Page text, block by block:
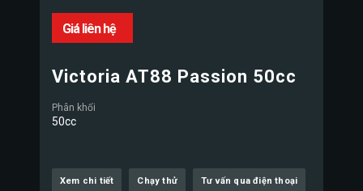
Giá liên hệ
Victoria AT88 Passion 50cc
Phân khối
50cc
Xem chi tiết Chạy thử Tư vấn qua điện thoại